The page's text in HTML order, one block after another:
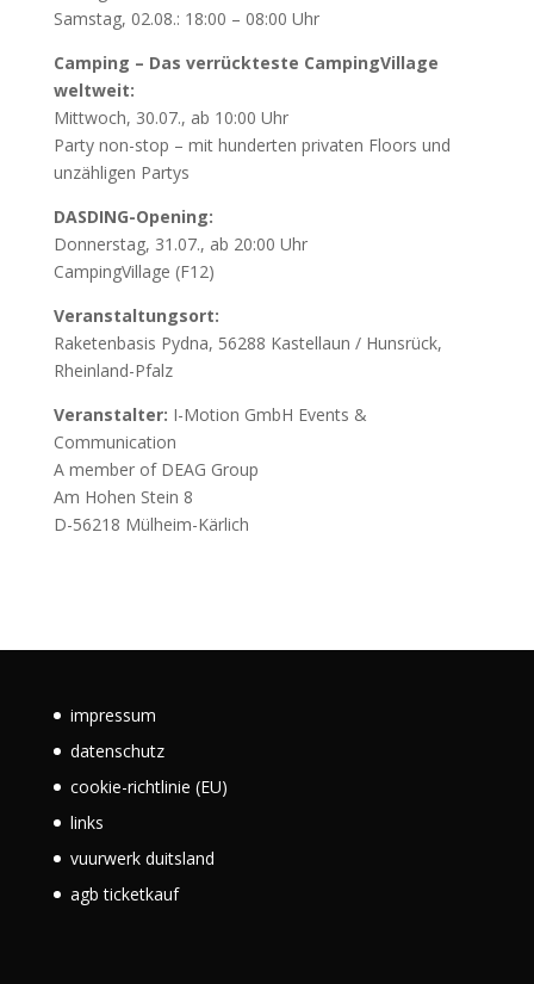
Samstag, 02.08.: 18:00 – 08:00 Uhr
Camping – Das verrückteste CampingVillage
weltweit:
Mittwoch, 30.07., ab 10:00 Uhr
Party non-stop – mit hunderten privaten Floors und
unzähligen Partys
DASDING-Opening:
Donnerstag, 31.07., ab 20:00 Uhr
CampingVillage (F12)
Veranstaltungsort:
Raketenbasis Pydna, 56288 Kastellaun / Hunsrück,
Rheinland-Pfalz
Veranstalter: I-Motion GmbH Events &
Communication
A member of DEAG Group
Am Hohen Stein 8
D-56218 Mülheim-Kärlich
impressum
datenschutz
cookie-richtlinie (EU)
links
vuurwerk duitsland
agb ticketkauf